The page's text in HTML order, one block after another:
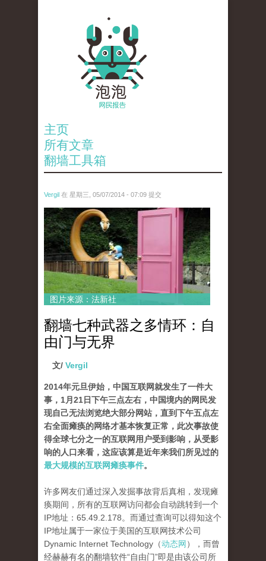
主页
所有文章
翻墙工具箱
Vergil 在 星期三, 05/07/2014 - 07:09 提交
anp-16284364.jpg
图片来源：法新社
翻墙七种武器之多情环：自
由门与无界
文/ Vergil
2014年元旦伊始，中国互联网就发生了一件大
事，1月21日下午三点左右，中国境内的网民发
现自己无法浏览绝大部分网站，直到下午五点左
右全面瘫痪的网络才基本恢复正常，此次事故使
得全球七分之一的互联网用户受到影响，从受影
响的人口来看，这应该算是近年来我们所见过的
最大规模的互联网瘫痪事件。
许多网友们通过深入发掘事故背后真相，发现瘫
痪期间，所有的互联网访问都会自动跳转到一个
IP地址： 65.49.2.178。而通过查询可以得知这个
IP地址属于一家位于美国的互联网技术公司
Dynamic Internet Technology（动态网 ），而曾
经赫赫有名的翻墙软件“自由门”即是由该公司所